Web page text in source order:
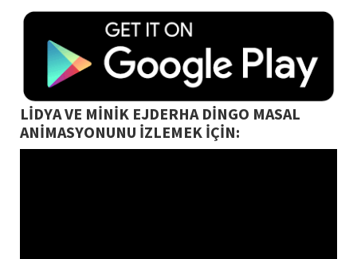
LİDYA VE MİNİK EJDERHA DİNGO MASAL
ANİMASYONUNU İZLEMEK İÇİN: